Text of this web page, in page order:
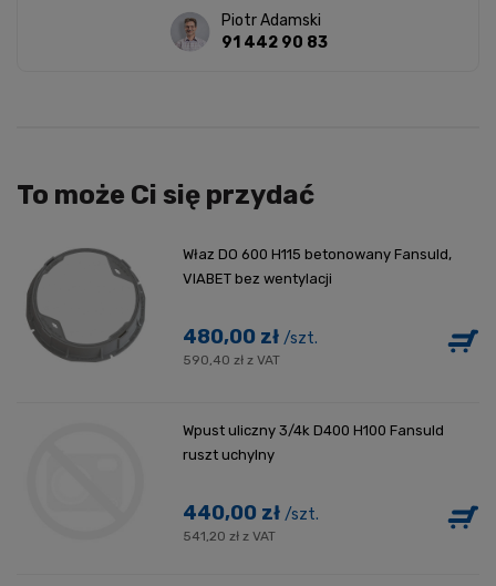
Piotr Adamski
91 442 90 83
To może Ci się przydać
Właz DO 600 H115 betonowany Fansuld,
VIABET bez wentylacji
480,00 zł /szt.
590,40 zł z VAT
Wpust uliczny 3/4k D400 H100 Fansuld
ruszt uchylny
440,00 zł /szt.
541,20 zł z VAT